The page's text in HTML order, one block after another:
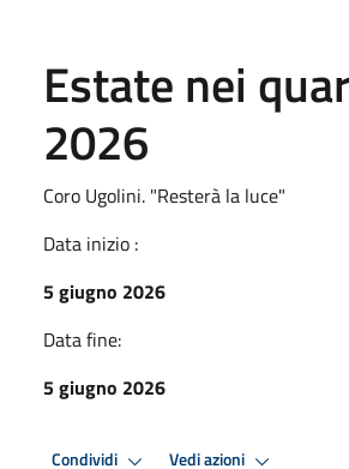
Estate nei
2026
Coro Ugolini. "Resterà la luce"
Data inizio :
5 giugno 2026
Data fine:
5 giugno 2026
Condividi Vedi azioni